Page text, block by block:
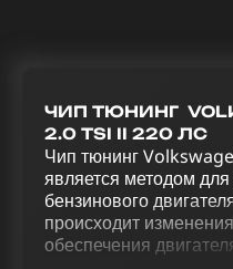
ЧИП ТЮНИНГ
2.0 TSI II 220 ЛС
Чип тюнинг
является методом
бензинового
происходит
обеспечения